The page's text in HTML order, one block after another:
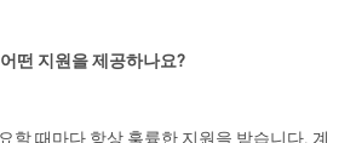
떤 지원을 제공하나요?